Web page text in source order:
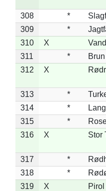
308 *
309
*
310
X
311
*
312
X
313 *
314
*
315
*
316
X Stor
317 *
318
*
319
X